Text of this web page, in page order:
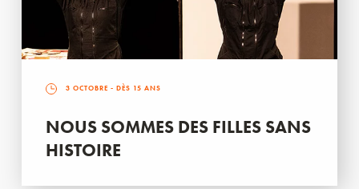
3 OCTOBRE - DÈS 15 ANS
NOUS SOMMES DES FILLES SANS
HISTOIRE